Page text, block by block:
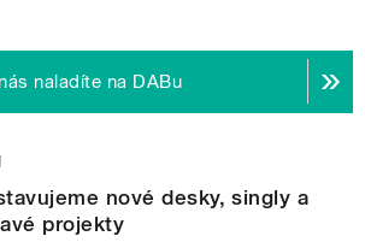
naladíte na DABu
nové desky, singly a
projekty